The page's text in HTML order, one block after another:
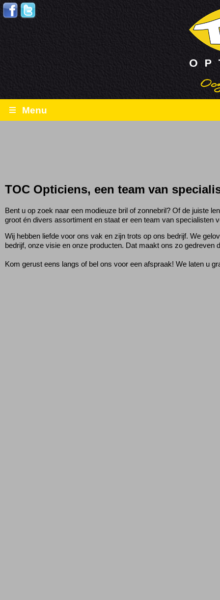
Menu
TOC Opticiens, een team van
Bent u op zoek naar een modieuze bril of zonnebril? Of de juiste
groot én divers assortiment en staat er een team van specialisten
Wij hebben liefde voor ons vak en zijn trots op ons bedrijf. We
bedrijf, onze visie en onze producten. Dat maakt ons zo gedreven
Kom gerust eens langs of bel ons voor een afspraak! We laten u